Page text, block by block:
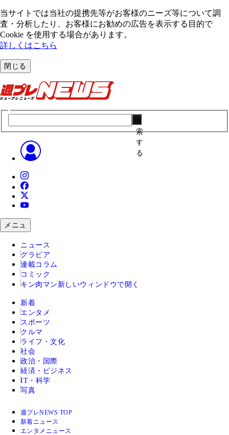
当サイトでは当社の提携先等がお客様のニーズ等について調
査・分析したり、お客様にお勧めの広告を表⽰する⽬的で
Cookie を使⽤する場合があります。
詳しくはこちら
閉じる
索
す
る
メニュ
ニュース
グラビア
連載コラム
コミック
キン肉マン 新しいウィンドウで開く
新着
エンタメ
スポーツ
クルマ
ライフ・文化
社会
政治・国際
経済・ビジネス
IT・科学
写真
週プレNEWS TOP
新着ニュース
エンタメニュース